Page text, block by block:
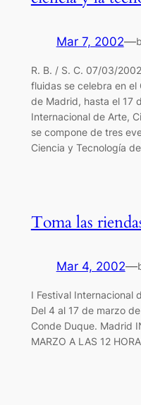
Mar 7, 2002—
R. B. / S. C. 07/03/
fluidas se celebra en el
de Madrid, hasta el 17
Internacional de Arte,
se compone de tres
Ciencia y Tecnología
Toma las
Mar 4, 2002—
I Festival Internacional
Del 4 al 17 de marzo
Conde Duque. Madrid
MARZO A LAS 12